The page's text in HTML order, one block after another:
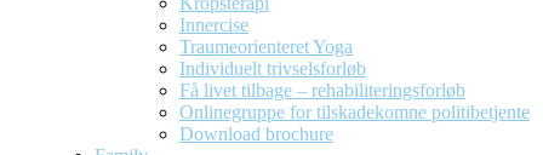
Innercise
Traumeorienteret Yoga
Individuelt trivselsforløb
Få livet tilbage – rehabiliteringsforløb
Onlinegruppe for tilskadekomne politibetjente
Download brochure